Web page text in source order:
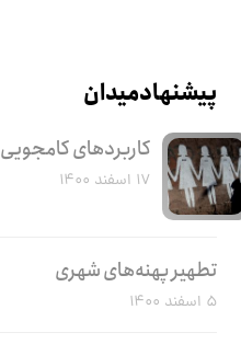
پیشنهاد میدان
کاربرد‌های کامجویی
۱۷ اسفند ۱۴۰۰
تطهیر پهنه‌های شهری
۵ اسفند ۱۴۰۰